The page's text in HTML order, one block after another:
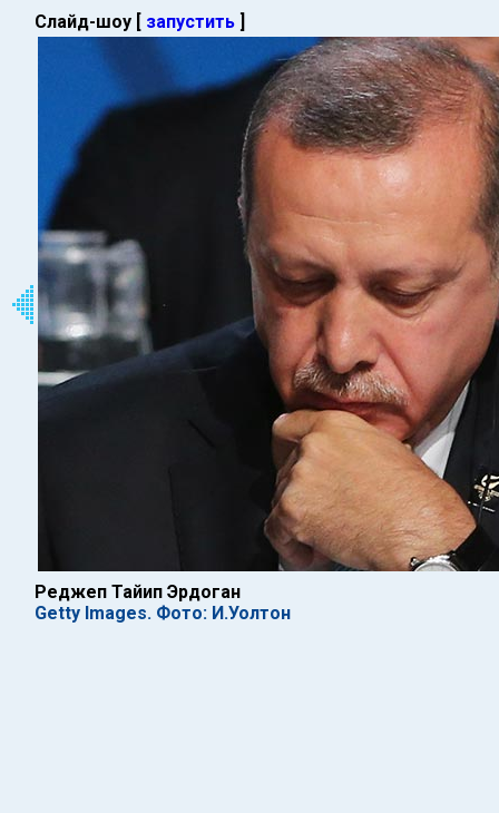
Слайд-шоу [ запустить ]
Реджеп Тайип Эрдоган
Getty Images. Фото: И.Уолтон